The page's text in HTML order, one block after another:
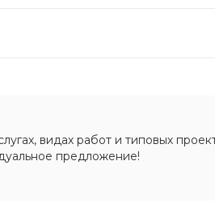
видах работ и типовых
предложение!